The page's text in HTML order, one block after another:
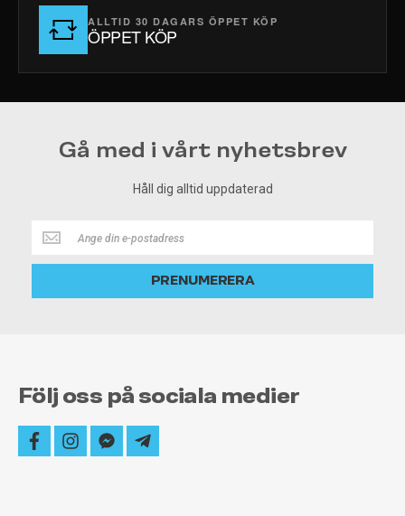
ALLTID 30 DAGARS ÖPPET KÖP
ÖPPET KÖP
Gå med i vårt nyhetsbrev
Håll dig alltid uppdaterad
Håll
dig
alltid
PRENUMERERA
Följ oss på sociala medier
facebookinstagram
facebook-
messenger
telegram-
plane